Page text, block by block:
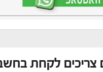
צריכים לקחת